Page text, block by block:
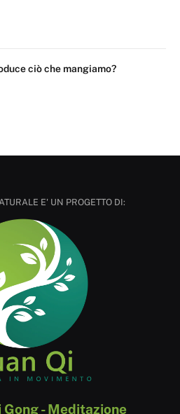
ciò che mangiamo?
E' UN PROGETTO DI:
Gong - Meditazione